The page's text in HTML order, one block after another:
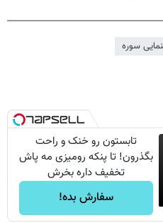
سوره
تابستون رو خنک و راحت
بگذرون! تا پنکه رومیزی مه پاش
تخفیف داره بخرش
سفارش بده!